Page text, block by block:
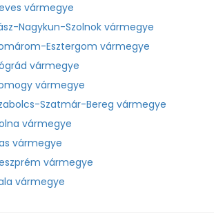
vármegye
Nagykun-Szolnok vármegye
Esztergom vármegye
vármegye
vármegye
Szatmár-Bereg vármegye
vármegye
vármegye
vármegye
vármegye